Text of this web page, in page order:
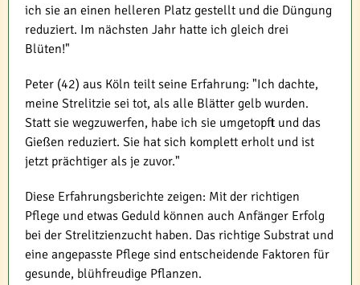
ich sie an einen helleren Platz gestellt und die Düngung
reduziert. Im nächsten Jahr hatte ich gleich drei
Blüten!"
Peter (42) aus Köln teilt seine Erfahrung: "Ich dachte,
meine Strelitzie sei tot, als alle Blätter gelb wurden.
Statt sie wegzuwerfen, habe ich sie umgetopft und das
Gießen reduziert. Sie hat sich komplett erholt und ist
jetzt prächtiger als je zuvor."
Diese Erfahrungsberichte zeigen: Mit der richtigen
Pflege und etwas Geduld können auch Anfänger Erfolg
bei der Strelitzienzucht haben. Das richtige Substrat und
eine angepasste Pflege sind entscheidende Faktoren für
gesunde, blühfreudige Pflanzen.